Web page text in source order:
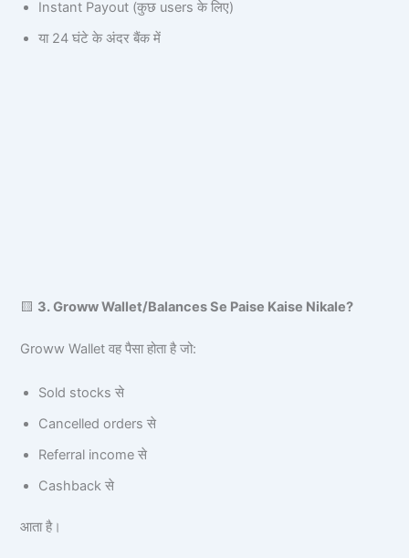
Instant Payout (कुछ users के लिए)
या 24 घंटे के अंदर बैंक में
🟨 3. Groww Wallet/Balances Se Paise Kaise Nikale?
Groww Wallet वह पैसा होता है जो:
Sold stocks से
Cancelled orders से
Referral income से
Cashback से
आता है।